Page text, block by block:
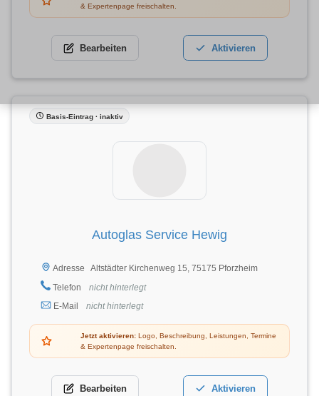
& Expertenpage freischalten.
Bearbeiten Aktivieren
Basis-Eintrag · inaktiv
Autoglas Service Hewig
Adresse
Altstädter Kirchenweg 15, 75175 Pforzheim
Telefon
nicht hinterlegt
E-Mail
nicht hinterlegt
Jetzt aktivieren: Logo, Beschreibung, Leistungen, Termine
& Expertenpage freischalten.
Bearbeiten Aktivieren